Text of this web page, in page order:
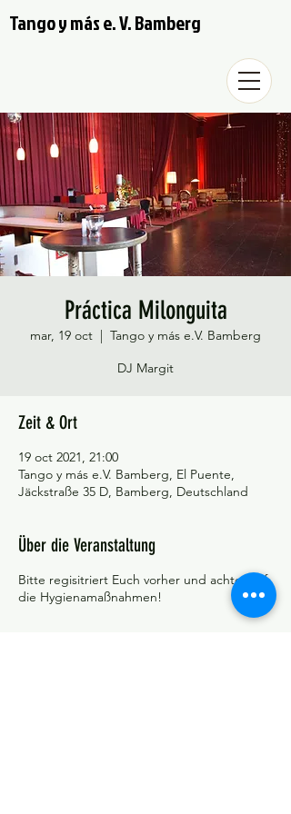
Tango y más e. V. Bamberg
Práctica Milonguita
mar, 19 oct
  |
Tango y más e.V. Bamberg
Zeit & Ort
19 oct 2021, 21:00
Tango y más e.V. Bamberg, El Puente,
Jäckstraße 35 D, Bamberg, Deutschland
Über die Veranstaltung
Bitte regisitriert Euch vorher und achtet auf
die Hygienamaßnahmen!